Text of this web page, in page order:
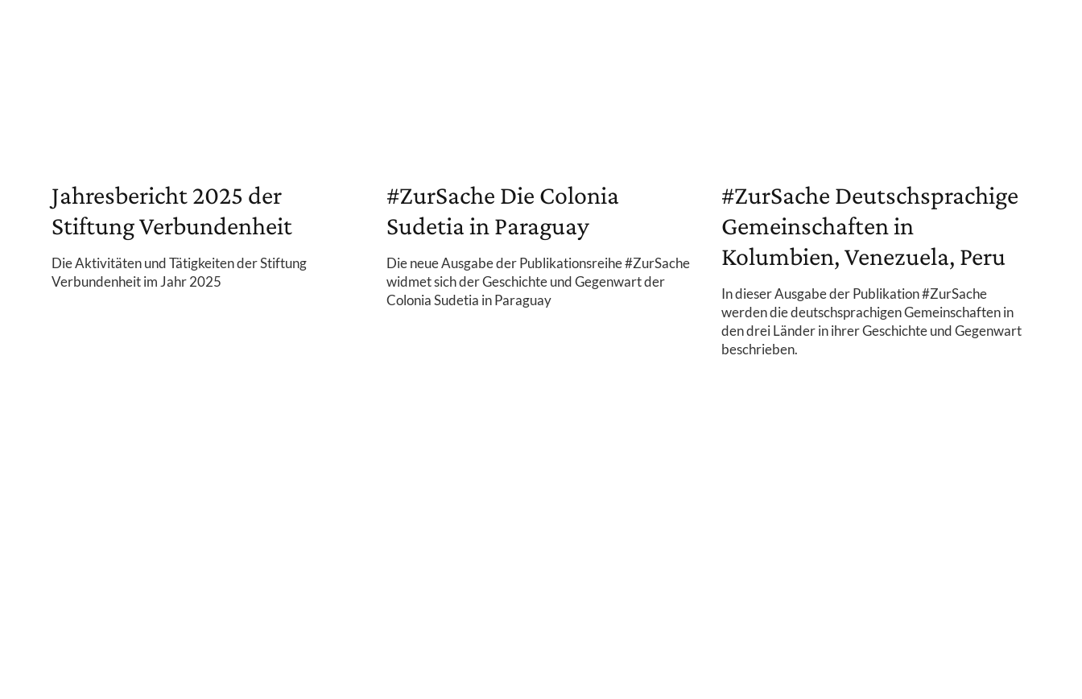
Jahresbericht 2025 der
Stiftung Verbundenheit
Die Aktivitäten und Tätigkeiten der Stiftung
Verbundenheit im Jahr 2025
#ZurSache Die Colonia
Sudetia in Paraguay
Die neue Ausgabe der Publikationsreihe #ZurSache
widmet sich der Geschichte und Gegenwart der
Colonia Sudetia in Paraguay
#ZurSache Deutschsprachige
Gemeinschaften in
Kolumbien, Venezuela, Peru
In dieser Ausgabe der Publikation #ZurSache
werden die deutschsprachigen Gemeinschaften in
den drei Länder in ihrer Geschichte und Gegenwart
beschrieben.